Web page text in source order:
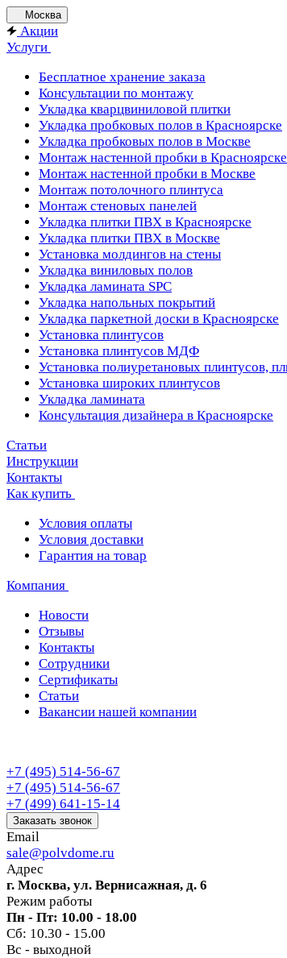
Москва
Акции
Услуги
Бесплатное хранение заказа
Консультации по монтажу
Укладка кварцвиниловой плитки
Укладка пробковых полов в Красноярске
Укладка пробковых полов в Москве
Монтаж настенной пробки в Красноярске
Монтаж настенной пробки в Москве
Монтаж потолочного плинтуса
Монтаж стеновых панелей
Укладка плитки ПВХ в Красноярске
Укладка плитки ПВХ в Москве
Установка молдингов на стены
Укладка виниловых полов
Укладка ламината SPC
Укладка напольных покрытий
Укладка паркетной доски в Красноярске
Установка плинтусов
Установка плинтусов МДФ
Установка полиуретановых плинтусов,
Установка широких плинтусов
Укладка ламината
Консультация дизайнера в Красноярске
Статьи
Инструкции
Контакты
Как купить
Условия оплаты
Условия доставки
Гарантия на товар
Компания
Новости
Отзывы
Контакты
Сотрудники
Сертификаты
Статьи
Вакансии нашей компании
+7 (495) 514-56-67
+7 (495) 514-56-67
+7 (499) 641-15-14
Заказать звонок
Email
sale@polvdome.ru
Адрес
г. Москва, ул. Вернисажная, д. 6
Режим работы
Пн - Пт: 10.00 - 18.00
Сб: 10.30 - 15.00
Вс - выходной